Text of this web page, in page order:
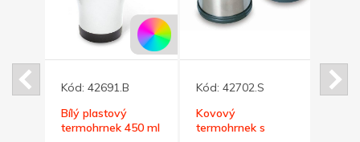
Kód: 42691.B
Bílý plastový
termohrnek 450 ml
Kód: 42702.S
Kovový
termohrnek s
Kód: